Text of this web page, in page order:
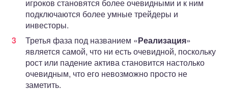
игроков становятся более очевидными и к ним
подключаются более умные трейдеры и
инвесторы.
Третья фаза под названием «Реализация»
является самой, что ни есть очевидной, поскольку
рост или падение актива становится настолько
очевидным, что его невозможно просто не
заметить.